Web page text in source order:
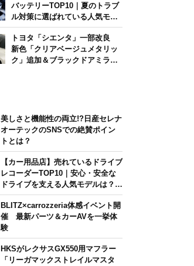
バッテリーTOP10｜夏のトラブ
ル対策に選ばれている人気モデ
ルは？【2026年6月版】
トヨタ「シエンタ」一部改良
新色「クリアベージュメタリッ
ク」追加＆ブラックドアミラー
美しさと機能性の両立!?日産セレナ
オーテックのSNSでの絶賛ポイン
トとは？
【カー用品店】売れているドライブ
レコーダーTOP10｜安心・安全な
ドライブを支える人気モデルは？
【2026年6月版】
BLITZ×carrozzeria体感イベント開
催 最新パーツ＆カーAVを一挙体
験
HKSがレクサスGX550用マフラー
「リーガマックストレイルマスタ